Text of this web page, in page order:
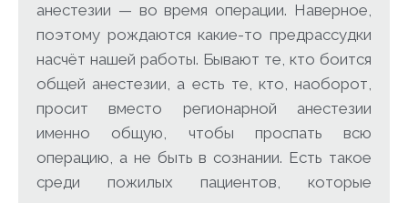
анестезии — во время операции. Наверное,
поэтому рождаются какие-то предрассудки
насчёт нашей работы. Бывают те, кто боится
общей анестезии, а есть те, кто, наоборот,
просит вместо регионарной анестезии
именно общую, чтобы проспать всю
операцию, а не быть в сознании. Есть такое
среди пожилых пациентов, которые